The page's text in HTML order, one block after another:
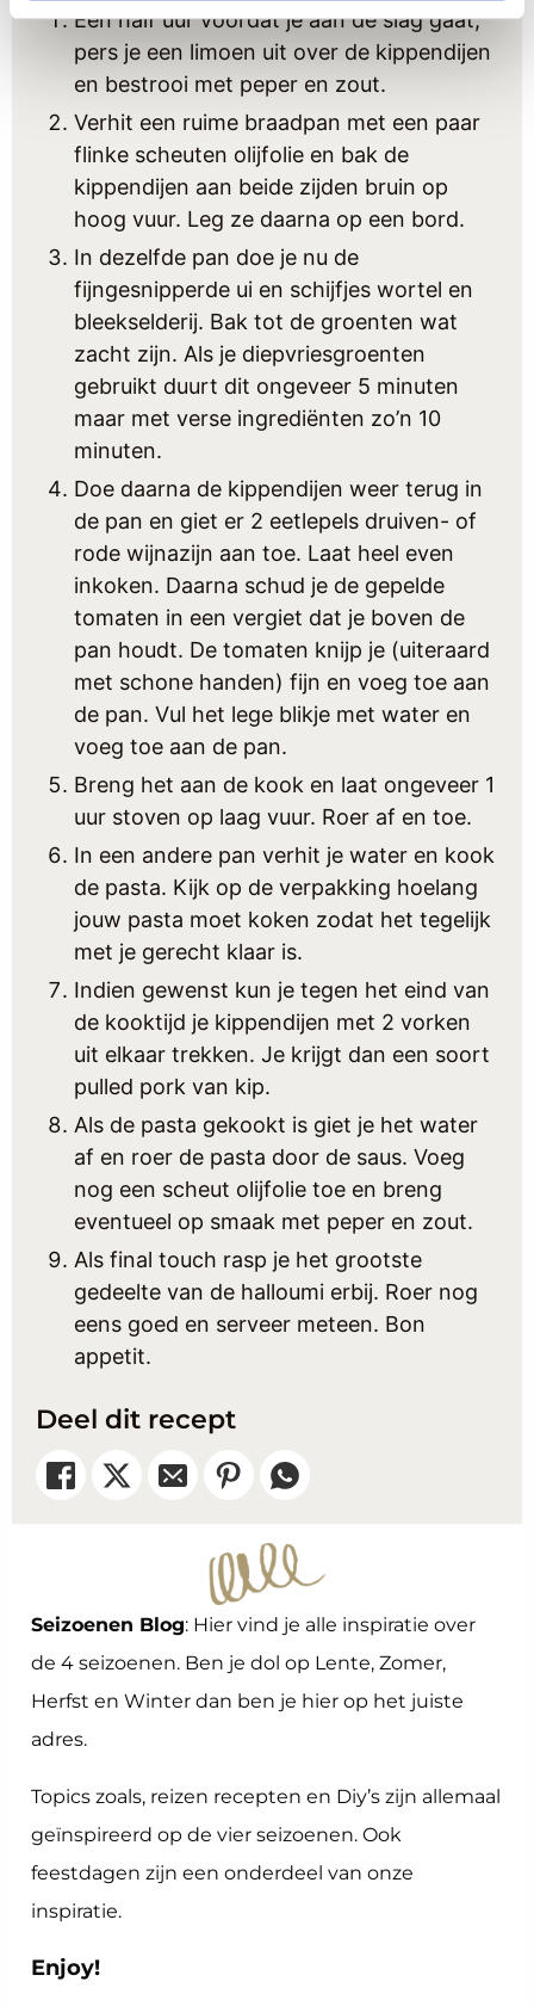
Een half uur voordat je aan de slag gaat,
pers je een limoen uit over de kippendijen
en bestrooi met peper en zout.
Verhit een ruime braadpan met een paar
flinke scheuten olijfolie en bak de
kippendijen aan beide zijden bruin op
hoog vuur. Leg ze daarna op een bord.
In dezelfde pan doe je nu de
fijngesnipperde ui en schijfjes wortel en
bleekselderij. Bak tot de groenten wat
zacht zijn. Als je diepvriesgroenten
gebruikt duurt dit ongeveer 5 minuten
maar met verse ingrediënten zo’n 10
minuten.
Doe daarna de kippendijen weer terug in
de pan en giet er 2 eetlepels druiven- of
rode wijnazijn aan toe. Laat heel even
inkoken. Daarna schud je de gepelde
tomaten in een vergiet dat je boven de
pan houdt. De tomaten knijp je (uiteraard
met schone handen) fijn en voeg toe aan
de pan. Vul het lege blikje met water en
voeg toe aan de pan.
Breng het aan de kook en laat ongeveer 1
uur stoven op laag vuur. Roer af en toe.
In een andere pan verhit je water en kook
de pasta. Kijk op de verpakking hoelang
jouw pasta moet koken zodat het tegelijk
met je gerecht klaar is.
Indien gewenst kun je tegen het eind van
de kooktijd je kippendijen met 2 vorken
uit elkaar trekken. Je krijgt dan een soort
pulled pork van kip.
Als de pasta gekookt is giet je het water
af en roer de pasta door de saus. Voeg
nog een scheut olijfolie toe en breng
eventueel op smaak met peper en zout.
Als final touch rasp je het grootste
gedeelte van de halloumi erbij. Roer nog
eens goed en serveer meteen. Bon
appetit.
Deel dit recept
Seizoenen Blog: Hier vind je alle inspiratie over
de 4 seizoenen. Ben je dol op Lente, Zomer,
Herfst en Winter dan ben je hier op het juiste
adres.
Topics zoals, reizen recepten en Diy’s zijn allemaal
geïnspireerd op de vier seizoenen. Ook
feestdagen zijn een onderdeel van onze
inspiratie.
Enjoy!